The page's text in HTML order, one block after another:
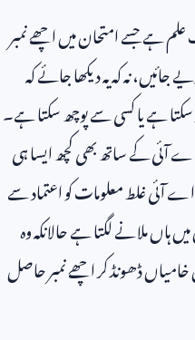
ہے جسے امتحان میں اچھے نمبر
نہ کہ یہ دیکھا جائے کہ
سکتا ہے یا کسی سے پوچھ سکتا ہے۔
آئی کے ساتھ بھی کچھ ایسا ہی
آئی غلط معلومات کو اعتماد سے
ہاں ملانے لگتا ہے حالانکہ وہ
ڈھونڈ کر اچھے نمبر حاصل